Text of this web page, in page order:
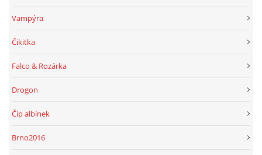
Vampýra
Čikitka
Falco & Rozárka
Drogon
Čip albínek
Brno2016